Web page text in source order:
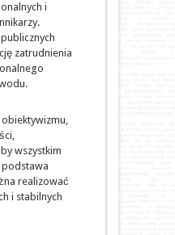
i
zatrudnienia
wszystkim
realizować
i stabilnych